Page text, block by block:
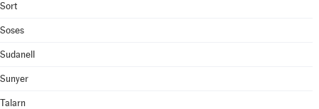
Sort
Soses
Sudanell
Sunyer
Talarn